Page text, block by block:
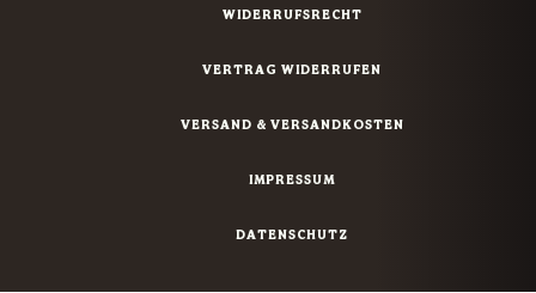
WIDERRUFSRECHT
VERTRAG WIDERRUFEN
VERSAND & VERSANDKOSTEN
IMPRESSUM
DATENSCHUTZ